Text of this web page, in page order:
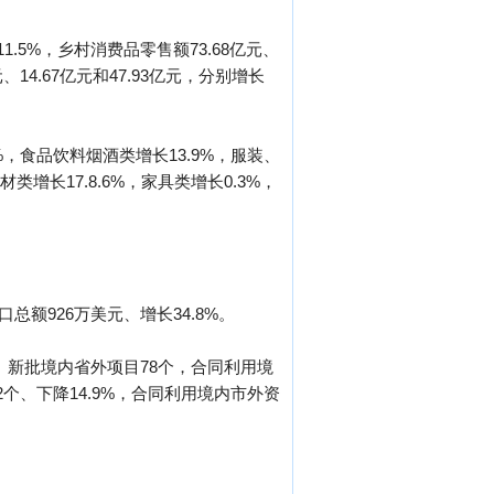
，乡村消费品零售额73.68亿元、
14.67亿元和47.93亿元，分别增长
食品饮料烟酒类增长13.9%，服装、
类增长17.8.6%，家具类增长0.3%，
额926万美元、增长34.8%。
批境内省外项目78个，合同利用境
、下降14.9%，合同利用境内市外资